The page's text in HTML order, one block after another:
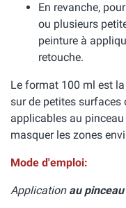
En revanche,
ou plusieurs
peinture à
retouche.
Le format 100 ml est
sur de petites surfaces
applicables au
masquer les zones
Mode d'emploi:
Application au pinceau